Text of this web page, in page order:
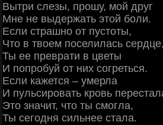
Вытри слезы, прошу, мой друг
Мне не выдержать этой боли.
Если страшно от пустоты,
Что в твоем поселилась сердце,
Ты ее преврати в цветы
И попробуй от них согреться.
Если кажется – умерла
И пульсировать кровь
Это значит, что ты смогла,
Ты сегодня сильнее стала.